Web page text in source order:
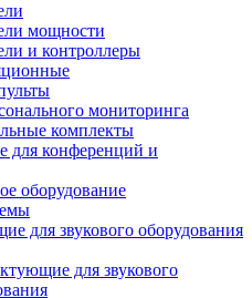
мощности
и контроллеры
мониторинга
комплекты
для конференций и
оборудование
для звукового оборудования
для звукового